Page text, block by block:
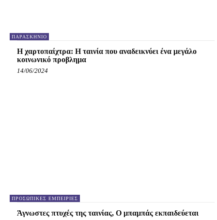
ΠΑΡΑΣΚΉΝΙΟ
Η χαρτοπαίχτρα: Η ταινία που αναδεικνύει ένα μεγάλο
κοινωνικό προβλημα
14/06/2024
ΠΡΟΣΩΠΙΚΈΣ ΕΜΠΕΙΡΊΕΣ
Άγνωστες πτυχές της ταινίας, Ο μπαμπάς εκπαιδεύεται